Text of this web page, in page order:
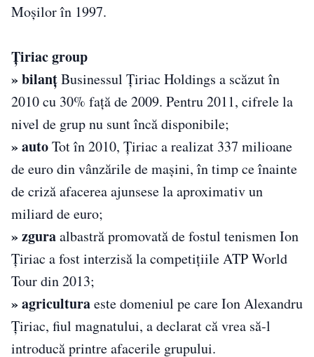
Moșilor în 1997.
Țiriac group
» bilanțBusinessul Țiriac Holdings a scăzut în
2010 cu 30% față de 2009. Pentru 2011, cifrele la
nivel de grup nu sunt încă disponibile;
» autoTot în 2010, Țiriac a realizat 337 milioane
de euro din vânzările de mașini, în timp ce înainte
de criză afacerea ajunsese la aproximativ un
miliard de euro;
» zguraalbastră promovată de fostul tenismen Ion
Țiriac a fost interzisă la competiţiile ATP World
Tour din 2013;
» agriculturaeste domeniul pe care Ion Alexandru
Ţiriac, fiul magnatului, a declarat că vrea să-l
introducă printre afacerile grupului.